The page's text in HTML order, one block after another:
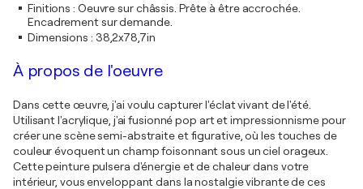
Finitions : Oeuvre sur châssis. Prête à être accrochée.
Encadrement sur demande.
Dimensions : 38,2x78,7in
À propos de l'oeuvre
Dans cette œuvre, j'ai voulu capturer l'éclat vivant de l'été.
Utilisant l'acrylique, j'ai fusionné pop art et impressionnisme pour
créer une scène semi-abstraite et figurative, où les touches de
couleur évoquent un champ foisonnant sous un ciel orageux.
Cette peinture pulsera d'énergie et de chaleur dans votre
intérieur, vous enveloppant dans la nostalgie vibrante de ces